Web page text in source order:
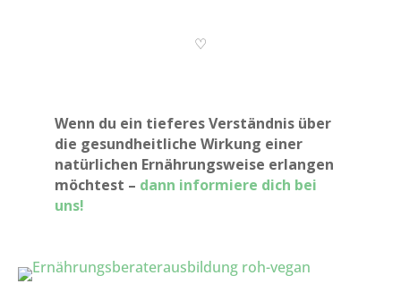
♡
Wenn du ein tieferes Verständnis über
die gesundheitliche Wirkung einer
natürlichen Ernährungsweise erlangen
möchtest – dann informiere dich bei
uns!